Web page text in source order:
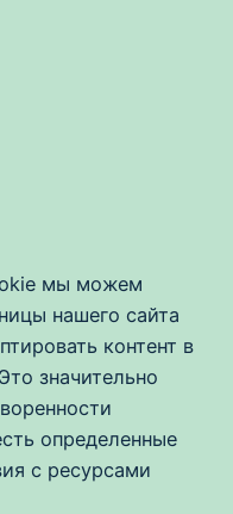
мы можем
нашего сайта
контент в
значительно
определенные
с ресурсами